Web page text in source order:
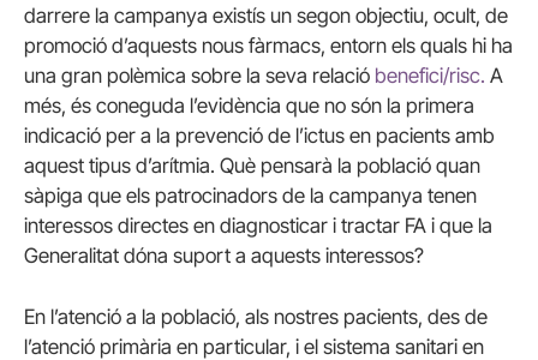
darrere la campanya existís un segon objectiu, ocult, de
promoció d’aquests nous fàrmacs, entorn els quals hi ha
una gran polèmica sobre la seva relació benefici/risc. A
més, és coneguda l’evidència que no són la primera
indicació per a la prevenció de l’ictus en pacients amb
aquest tipus d’arítmia. Què pensarà la població quan
sàpiga que els patrocinadors de la campanya tenen
interessos directes en diagnosticar i tractar FA i que la
Generalitat dóna suport a aquests interessos?
En l’atenció a la població, als nostres pacients, des de
l’atenció primària en particular, i el sistema sanitari en